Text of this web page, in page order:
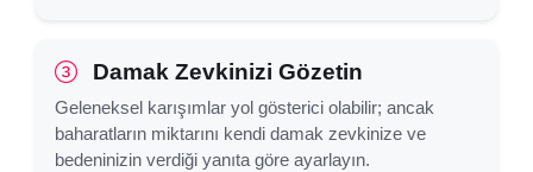
Damak Zevkinizi Gözetin
Geleneksel karışımlar yol gösterici olabilir; ancak
baharatların miktarını kendi damak zevkinize ve
bedeninizin verdiği yanıta göre ayarlayın.